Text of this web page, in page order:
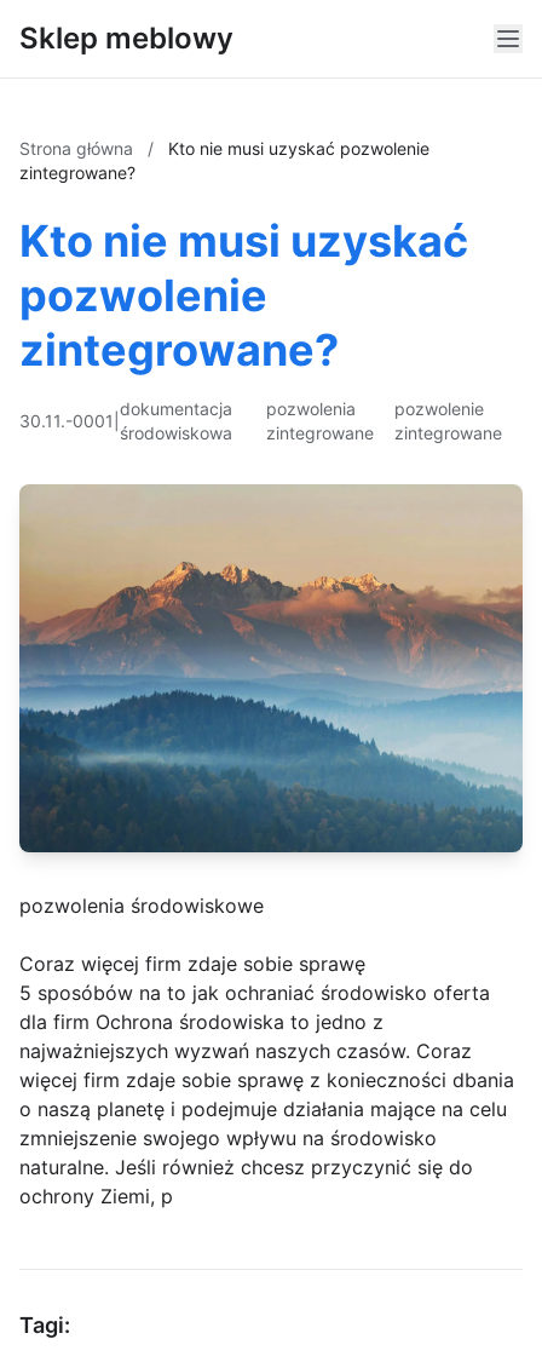
Sklep meblowy
Strona główna /
Kto nie musi uzyskać pozwolenie
zintegrowane?
Kto nie musi uzyskać
pozwolenie
zintegrowane?
30.11.-0001
dokumentacja
środowiskowa
pozwolenia
zintegrowane
pozwolenie
zintegrowane
pozwolenia środowiskowe
Coraz więcej firm zdaje sobie sprawę
5 sposóbów na to jak ochraniać środowisko oferta
dla firm Ochrona środowiska to jedno z
najważniejszych wyzwań naszych czasów. Coraz
więcej firm zdaje sobie sprawę z konieczności dbania
o naszą planetę i podejmuje działania mające na celu
zmniejszenie swojego wpływu na środowisko
naturalne. Jeśli również chcesz przyczynić się do
ochrony Ziemi, p
Tagi: